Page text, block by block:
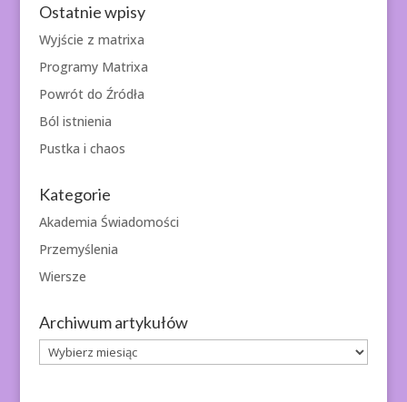
Ostatnie wpisy
Wyjście z matrixa
Programy Matrixa
Powrót do Źródła
Ból istnienia
Pustka i chaos
Kategorie
Akademia Świadomości
Przemyślenia
Wiersze
Archiwum artykułów
Archiwum
artykułów